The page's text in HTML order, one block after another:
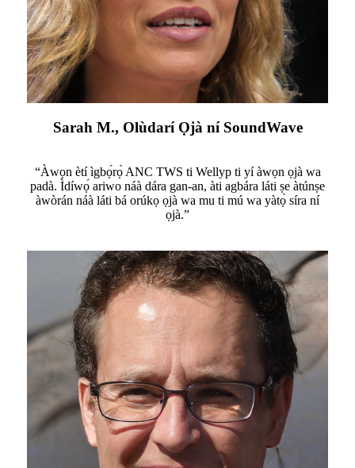
Sarah M., Olùdarí Ọjà ní SoundWave
“Àwọn ètí ìgbọ́rọ̀ ANC TWS ti Wellyp ti yí àwọn ọjà wa
padà. Ìdíwọ́ ariwo náà dára gan-an, àti agbára láti ṣe àtúnṣe
àwòrán náà láti bá orúkọ ọjà wa mu ti mú wa yàtọ̀ síra ní
ọjà.”